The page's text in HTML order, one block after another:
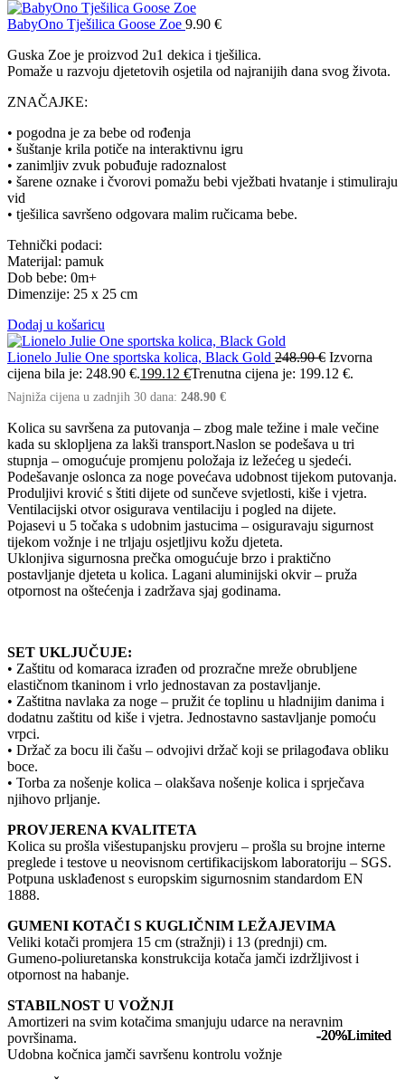
-20%Limited
BabyOno Tješilica Goose Zoe 9.90 €
Guska Zoe je proizvod 2u1 dekica i tješilica.
Pomaže u razvoju djetetovih osjetila od najranijih dana svog života.
ZNAČAJKE:
• pogodna je za bebe od rođenja
• šuštanje krila potiče na interaktivnu igru
• zanimljiv zvuk pobuđuje radoznalost
• šarene oznake i čvorovi pomažu bebi vježbati hvatanje i stimuliraju
vid
• tješilica savršeno odgovara malim ručicama bebe.
Tehnički podaci:
Materijal: pamuk
Dob bebe: 0m+
Dimenzije: 25 x 25 cm
-20%Limited
Dodaj u košaricu
Lionelo Julie One sportska kolica, Black Gold 248.90€ Izvorna
cijena bila je: 248.90 €.199.12 €Trenutna cijena je: 199.12 €.
Najniža cijena u zadnjih 30 dana: 248.90 €
Kolica su savršena za putovanja – zbog male težine i male večine
kada su sklopljena za lakši transport.Naslon se podešava u tri
stupnja – omogućuje promjenu položaja iz ležećeg u sjedeći.
Podešavanje oslonca za noge povećava udobnost tijekom putovanja.
Produljivi krović s štiti dijete od sunčeve svjetlosti, kiše i vjetra.
Ventilacijski otvor osigurava ventilaciju i pogled na dijete.
Pojasevi u 5 točaka s udobnim jastucima – osiguravaju sigurnost
tijekom vožnje i ne trljaju osjetljivu kožu djeteta.
Uklonjiva sigurnosna prečka omogućuje brzo i praktično
postavljanje djeteta u kolica. Lagani aluminijski okvir – pruža
otpornost na oštećenja i zadržava sjaj godinama.
SET UKLJUČUJE:
• Zaštitu od komaraca izrađen od prozračne mreže obrubljene
elastičnom tkaninom i vrlo jednostavan za postavljanje.
• Zaštitna navlaka za noge – pružit će toplinu u hladnijim danima i
dodatnu zaštitu od kiše i vjetra. Jednostavno sastavljanje pomoću
vrpci.
• Držač za bocu ili čašu – odvojivi držač koji se prilagođava obliku
boce.
• Torba za nošenje kolica – olakšava nošenje kolica i sprječava
njihovo prljanje.
PROVJERENA KVALITETA
Kolica su prošla višestupanjsku provjeru – prošla su brojne interne
preglede i testove u neovisnom certifikacijskom laboratoriju – SGS.
Potpuna usklađenost s europskim sigurnosnim standardom EN
1888.
GUMENI KOTAČI S KUGLIČNIM LEŽAJEVIMA
Veliki kotači promjera 15 cm (stražnji) i 13 (prednji) cm.
Gumeno-poliuretanska konstrukcija kotača jamči izdržljivost i
otpornost na habanje.
STABILNOST U VOŽNJI
Amortizeri na svim kotačima smanjuju udarce na neravnim
površinama.
Udobna kočnica jamči savršenu kontrolu vožnje
-20%Limited
-20%Limited